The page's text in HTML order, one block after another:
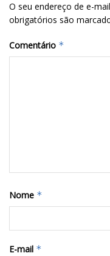
O seu endereço de e-
obrigatórios são
Comentário *
Nome *
E-mail *